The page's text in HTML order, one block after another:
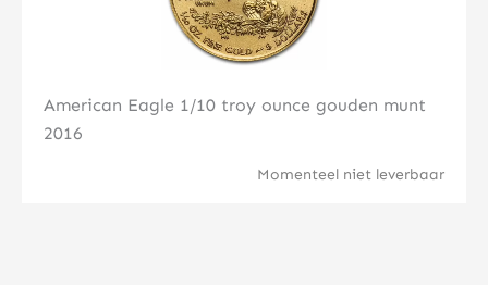
American Eagle 1/10 troy ounce gouden munt
2016
Momenteel niet leverbaar